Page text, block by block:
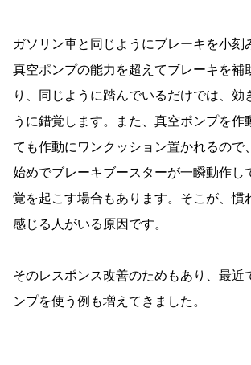
ガソリン車と同じようにブレーキを小刻
真空ポンプの能力を超えてブレーキを補
り、同じように踏んでいるだけでは、効
うに錯覚します。また、真空ポンプを作
ても作動にワンクッション置かれるので
始めでブレーキブースターが一瞬動作し
覚を起こす場合もあります。そこが、慣
感じる人がいる原因です。
そのレスポンス改善のためもあり、最近
ンプを使う例も増えてきました。